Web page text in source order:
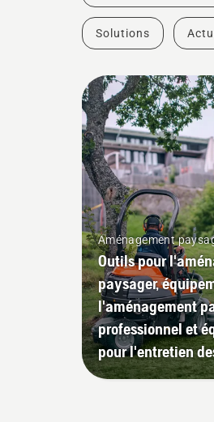
Solutions
Aménagement
Outils pour
paysager,
l'aménagement
professionnel et
pour l'entretien